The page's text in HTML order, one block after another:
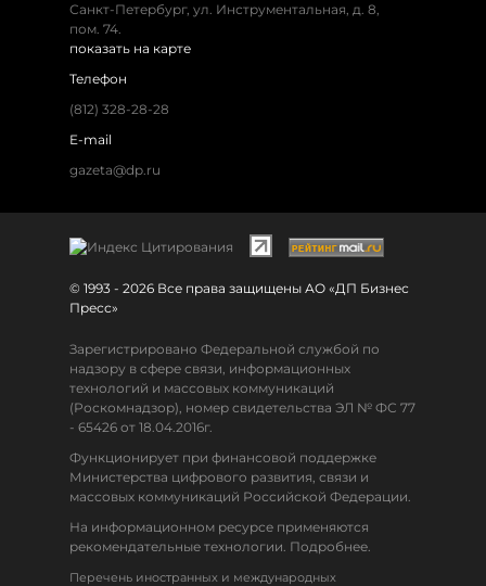
Санкт-Петербург, ул. Инструментальная, д. 8,
пом. 74.
показать на карте
Телефон
(812) 328-28-28
E-mail
gazeta@dp.ru
© 1993 - 2026 Все права защищены АО «ДП Бизнес
Пресс»
Зарегистрировано Федеральной службой по
надзору в сфере связи, информационных
технологий и массовых коммуникаций
(Роскомнадзор), номер свидетельства ЭЛ № ФС 77
- 65426 от 18.04.2016г.
Функционирует при финансовой поддержке
Министерства цифрового развития, связи и
массовых коммуникаций Российской Федерации.
На информационном ресурсе применяются
рекомендательные технологии. Подробнее.
Перечень иностранных и международных